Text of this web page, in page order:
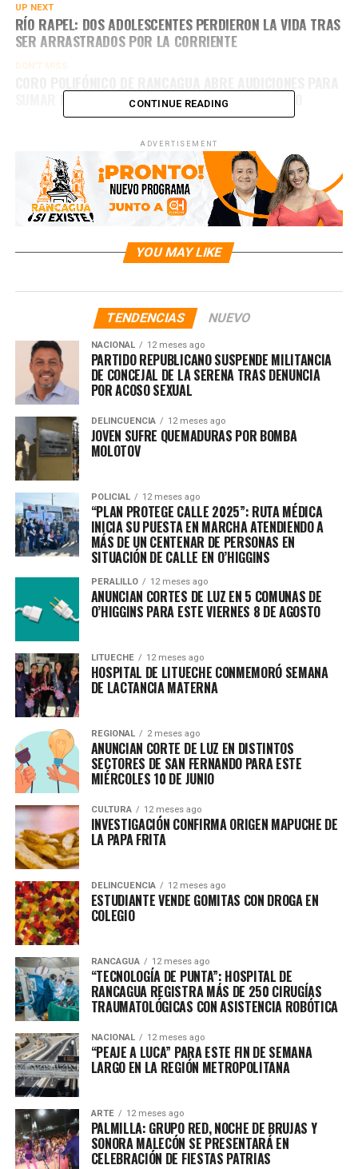
UP NEXT
RÍO RAPEL: DOS ADOLESCENTES PERDIERON LA VIDA TRAS
SER ARRASTRADOS POR LA CORRIENTE
DON'T MISS
SUMAR NUEVAS VOCES EN SU DÉCIMA ANIVERSARIO
CONTINUE READING
ADVERTISEMENT
YOU MAY LIKE
TENDENCIAS NUEVO
NACIONAL 12 meses ago
PARTIDO REPUBLICANO SUSPENDE MILITANCIA
DE CONCEJAL DE LA SERENA TRAS DENUNCIA
POR ACOSO SEXUAL
DELINCUENCIA 12 meses ago
JOVEN SUFRE QUEMADURAS POR BOMBA
MOLOTOV
POLICIAL 12 meses ago
“PLAN PROTEGE CALLE 2025”: RUTA MÉDICA
INICIA SU PUESTA EN MARCHA ATENDIENDO A
MÁS DE UN CENTENAR DE PERSONAS EN
SITUACIÓN DE CALLE EN O’HIGGINS
PERALILLO 12 meses ago
ANUNCIAN CORTES DE LUZ EN 5 COMUNAS DE
O’HIGGINS PARA ESTE VIERNES 8 DE AGOSTO
LITUECHE 12 meses ago
HOSPITAL DE LITUECHE CONMEMORÓ SEMANA
DE LACTANCIA MATERNA
REGIONAL 2 meses ago
ANUNCIAN CORTE DE LUZ EN DISTINTOS
SECTORES DE SAN FERNANDO PARA ESTE
MIÉRCOLES 10 DE JUNIO
CULTURA 12 meses ago
INVESTIGACIÓN CONFIRMA ORIGEN MAPUCHE DE
LA PAPA FRITA
DELINCUENCIA 12 meses ago
ESTUDIANTE VENDE GOMITAS CON DROGA EN
COLEGIO
RANCAGUA 12 meses ago
“TECNOLOGÍA DE PUNTA”: HOSPITAL DE
RANCAGUA REGISTRA MÁS DE 250 CIRUGÍAS
TRAUMATOLÓGICAS CON ASISTENCIA ROBÓTICA
NACIONAL 12 meses ago
“PEAJE A LUCA” PARA ESTE FIN DE SEMANA
LARGO EN LA REGIÓN METROPOLITANA
ARTE 12 meses ago
PALMILLA: GRUPO RED, NOCHE DE BRUJAS Y
SONORA MALECÓN SE PRESENTARÁ EN
CELEBRACIÓN DE FIESTAS PATRIAS